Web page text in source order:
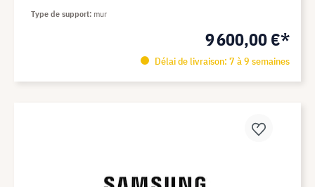
9 600,00 €*
Délai de livraison: 7 à 9 semaines
Type de support mur